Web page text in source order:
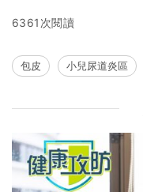
6361次閱讀
包皮 小兒尿道炎區